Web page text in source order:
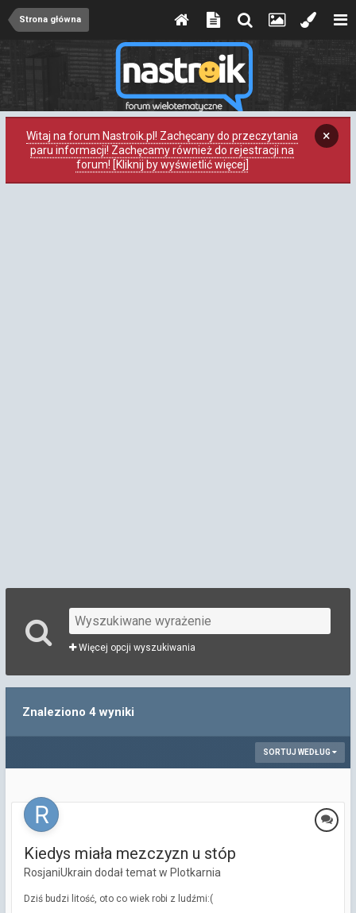
Strona główna
Witaj na forum Nastroik.pl! Zachęcany do przeczytania
paru informacji! Zachęcamy również do rejestracji na
forum! [Kliknij by wyświetlić więcej]
×
Więcej opcji wyszukiwania
Znaleziono 4 wyniki
SORTUJ WEDŁUG
Kiedys miała mezczyzn u stóp
RosjaniUkrain dodał temat w Plotkarnia
Dziś budzi litość, oto co wiek robi z ludźmi:(